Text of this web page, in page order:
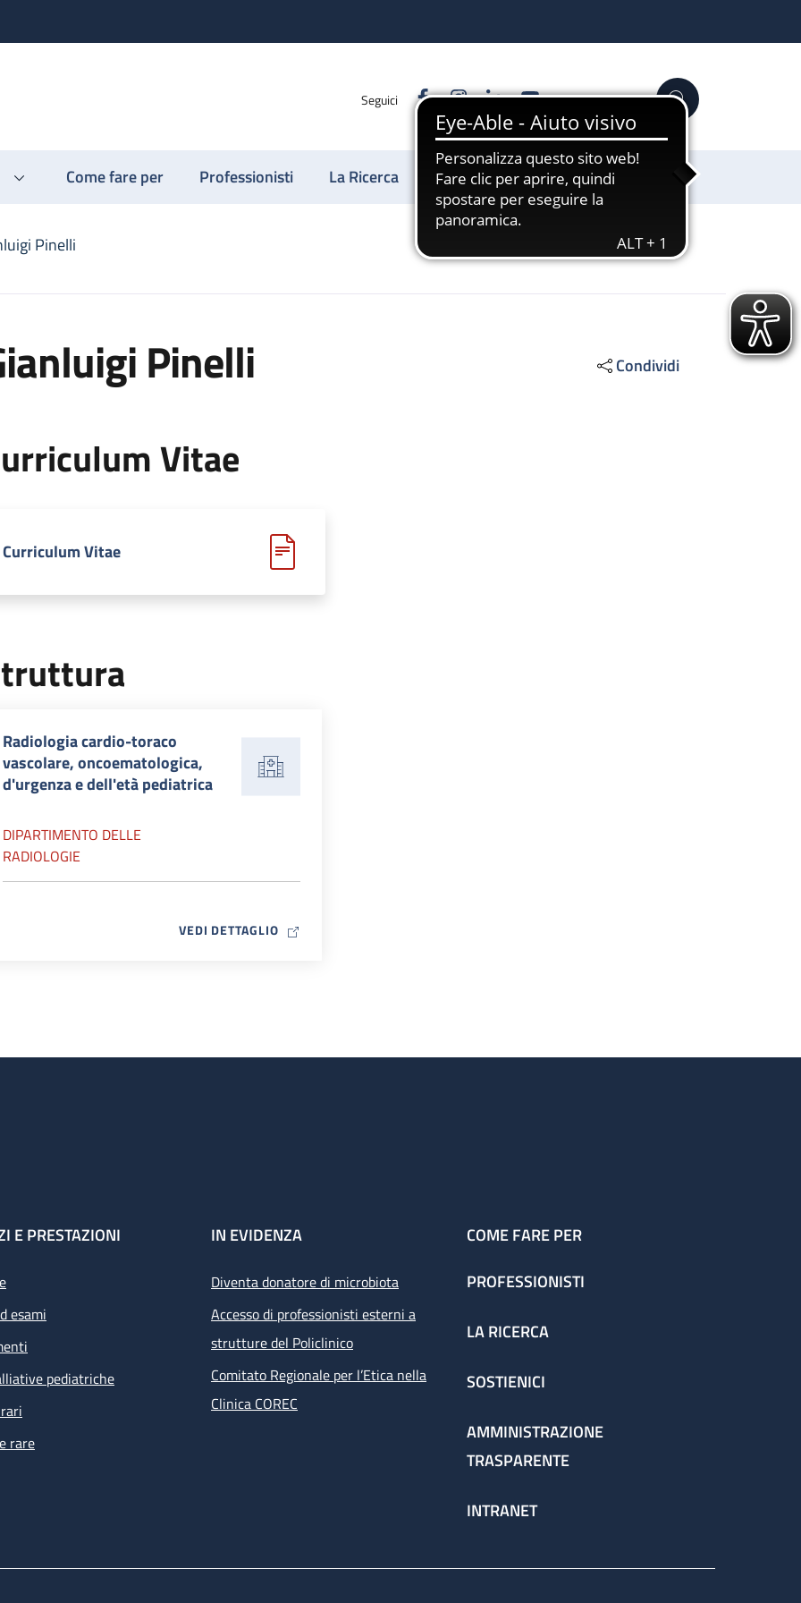
Seguici FacebookInstagram
LinkedinYouTube Cerca
Come fare per Professionisti La Ricerca Sostienici
Pinelli
Pinelli Condividi
Vitae
Curriculum Vitae
Radiologia cardio-toraco
vascolare, oncoematologica,
d'urgenza e dell'età pediatrica
DIPARTIMENTO DELLE
RADIOLOGIE
VEDI DETTAGLIOMAP ICON
E PRESTAZIONI
esami
pediatriche
rare
IN EVIDENZA
Diventa donatore di microbiota
Accesso di professionisti esterni a
strutture del Policlinico
Comitato Regionale per l’Etica nella
Clinica COREC
COME FARE PER
PROFESSIONISTI
LA RICERCA
SOSTIENICI
AMMINISTRAZIONE
TRASPARENTE
INTRANET